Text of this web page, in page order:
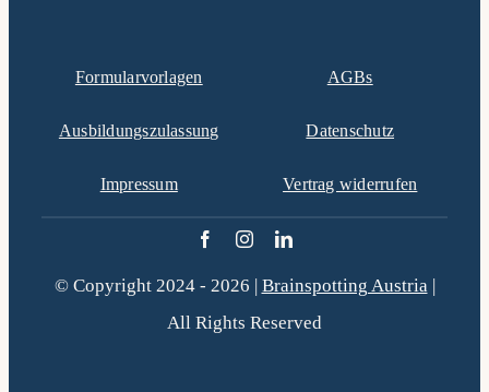
Formularvorlagen
Ausbildungszulassung
Impressum
AGBs
Datenschutz
Vertrag widerrufen
© Copyright 2024 - 2026 | Brainspotting Austria|
All Rights Reserved